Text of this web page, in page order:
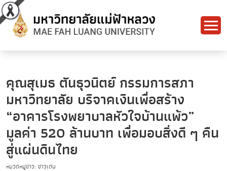
คุณสุเมธ ตันธุวนิตย์ กรรมการสภา
มหาวิทยาลัย บริจาคเงินเพื่อสร้าง
“อาคารโรงพยาบาลหัวใจบ้านแพ้ว”
มูลค่า 520 ล้านบาท เพื่อมอบสิ่งดี ๆ คืน
สู่แผ่นดินไทย
หมวดหมู่ข่าว: ข่าวเด่น